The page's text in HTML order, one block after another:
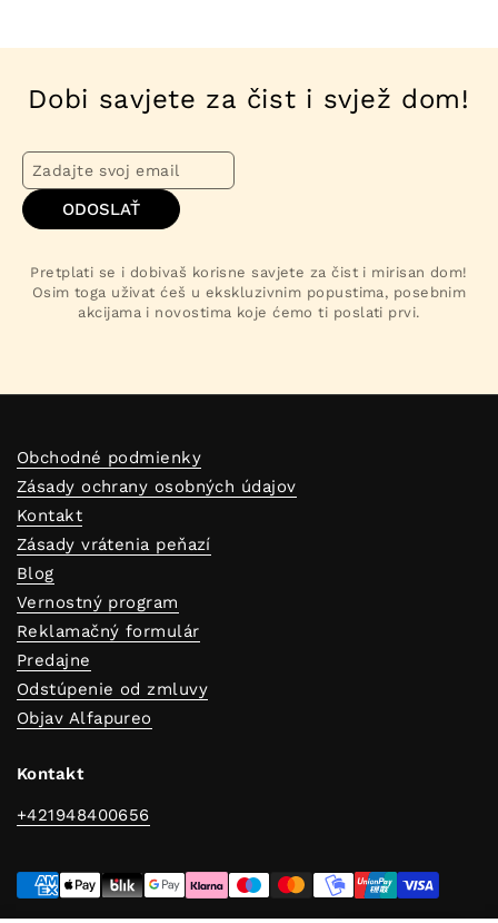
Dobi savjete za čist i svjež dom!
ODOSLAŤ
Pretplati se i dobivaš korisne savjete za čist i mirisan dom!
Osim toga uživat ćeš u ekskluzivnim popustima, posebnim
akcijama i novostima koje ćemo ti poslati prvi.
Obchodné podmienky
Zásady ochrany osobných údajov
Kontakt
Zásady vrátenia peňazí
Blog
Vernostný program
Reklamačný formulár
Predajne
Odstúpenie od zmluvy
Objav Alfapureo
Kontakt
+421948400656